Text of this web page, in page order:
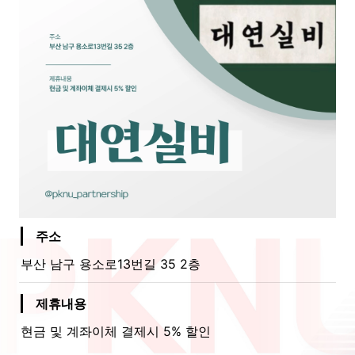
주소
부산 남구 용소로13번길 35 2층
제휴내용
현금 및 계좌이체 결제시 5% 할인